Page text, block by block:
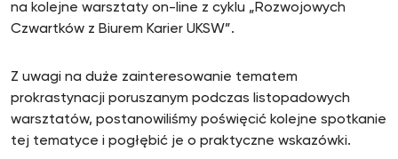
na kolejne warsztaty on-line z cyklu „Rozwojowych
Czwartków z Biurem Karier UKSW”.
Z uwagi na duże zainteresowanie tematem
prokrastynacji poruszanym podczas listopadowych
warsztatów, postanowiliśmy poświęcić kolejne spotkanie
tej tematyce i pogłębić je o praktyczne wskazówki.